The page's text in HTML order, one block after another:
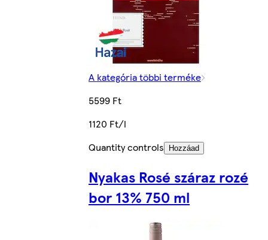
A kategória többi terméke
5599 Ft
1120 Ft/l
Quantity controls
Hozzáad
Nyakas Rosé száraz rozé
bor 13% 750 ml